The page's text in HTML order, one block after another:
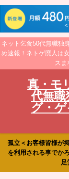
ネット乞食50代無職独
め速報！ネトゲ廃人は
スま
真・モ
代無職
グ・
孤立＜お客様皆様が
を利用される事でか
足